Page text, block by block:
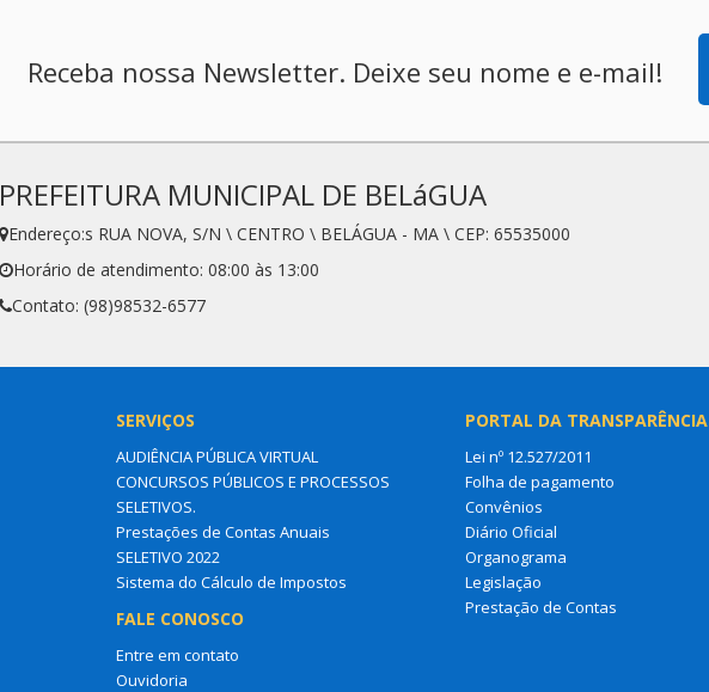
Receba nossa Newsletter. Deixe seu nome e e-mail!
PREFEITURA MUNICIPAL DE BELáGUA
Endereço:s RUA NOVA, S/N \ CENTRO \ BELÁGUA - MA \ CEP: 65535000
Horário de atendimento: 08:00 às 13:00
Contato: (98)98532-6577
SERVIÇOS
AUDIÊNCIA PÚBLICA VIRTUAL
CONCURSOS PÚBLICOS E PROCESSOS
SELETIVOS.
Prestações de Contas Anuais
SELETIVO 2022
Sistema do Cálculo de Impostos
FALE CONOSCO
Entre em contato
Ouvidoria
PORTAL DA TRANSPARÊNCIA
Lei nº 12.527/2011
Folha de pagamento
Convênios
Diário Oficial
Organograma
Legislação
Prestação de Contas